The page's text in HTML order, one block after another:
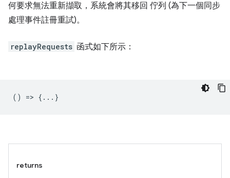
何要求無法重新擷取，系統會將其移回 佇列 (為下一個同步
處理事件註冊重試)。
replayRequests 函式如下所示：
() => {...}
returns